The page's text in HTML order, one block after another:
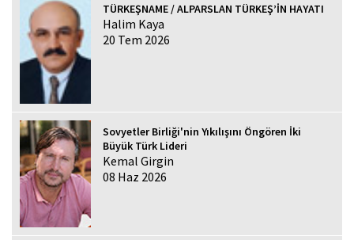
TÜRKEŞNAME / ALPARSLAN TÜRKEŞ’İN HAYATI
Halim Kaya
20 Tem 2026
Sovyetler Birliği'nin Yıkılışını Öngören İki
Büyük Türk Lideri
Kemal Girgin
08 Haz 2026